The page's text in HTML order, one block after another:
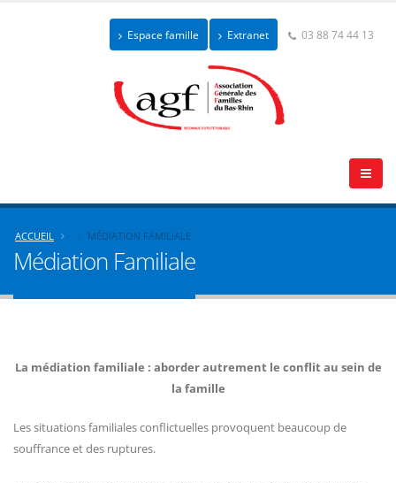
Espace famille Extranet 03 88 74 44 13
ACCUEIL MÉDIATION FAMILIALE
Médiation Familiale
La médiation familiale : aborder autrement le conflit au sein de
la famille
Les situations familiales conflictuelles provoquent beaucoup de
souffrance et des ruptures.